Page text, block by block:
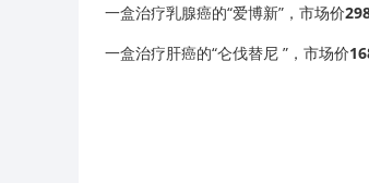
一盒治疗乳腺癌的“爱博新”，市场价
一盒治疗肝癌的“仑伐替尼 ”，市场价